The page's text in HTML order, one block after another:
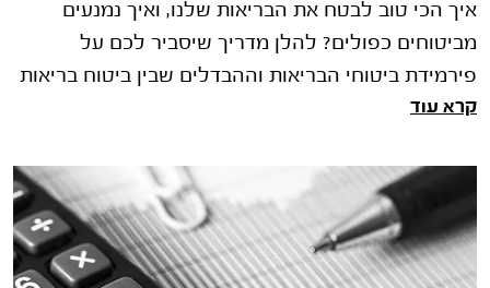
איך הכי טוב לבטח את הבריאות שלנו, ואיך נמנעים
מביטוחים כפולים? להלן מדריך שיסביר לכם על
פירמידת ביטוחי הבריאות וההבדלים שבין ביטוח בריאות
ממלכתי, שב"ן וביטוח פרטי
קרא עוד